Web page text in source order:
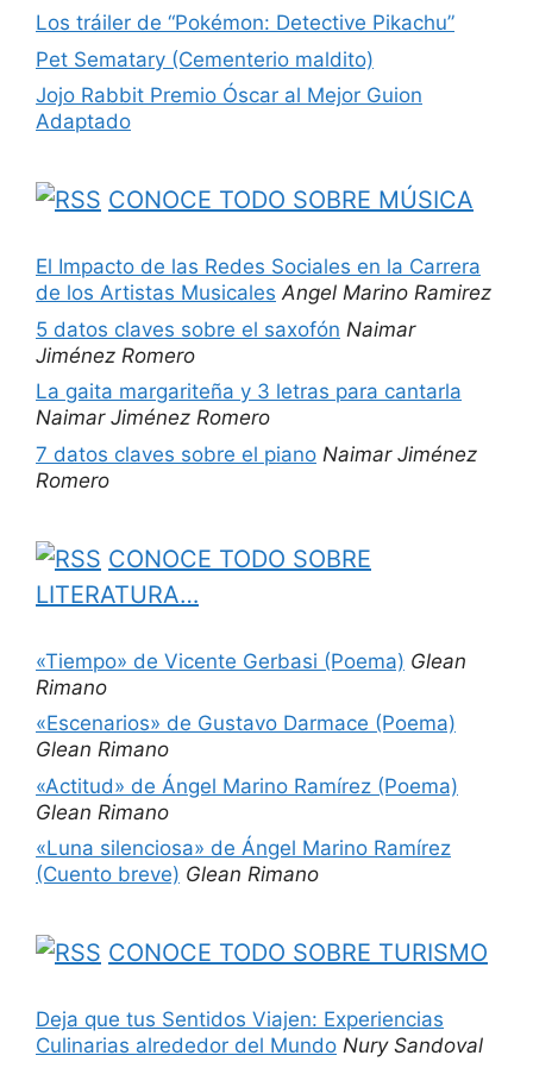
Los tráiler de “Pokémon: Detective Pikachu”
Pet Sematary (Cementerio maldito)
Jojo Rabbit Premio Óscar al Mejor Guion
Adaptado
CONOCE TODO SOBRE MÚSICA
El Impacto de las Redes Sociales en la Carrera
de los Artistas Musicales Angel Marino Ramirez
5 datos claves sobre el saxofón Naimar
Jiménez Romero
La gaita margariteña y 3 letras para cantarla
Naimar Jiménez Romero
7 datos claves sobre el piano Naimar Jiménez
Romero
CONOCE TODO SOBRE
LITERATURA…
«Tiempo» de Vicente Gerbasi (Poema) Glean
Rimano
«Escenarios» de Gustavo Darmace (Poema)
Glean Rimano
«Actitud» de Ángel Marino Ramírez (Poema)
Glean Rimano
«Luna silenciosa» de Ángel Marino Ramírez
(Cuento breve) Glean Rimano
CONOCE TODO SOBRE TURISMO
Deja que tus Sentidos Viajen: Experiencias
Culinarias alrededor del Mundo Nury Sandoval